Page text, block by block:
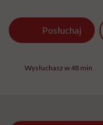
Posłuchaj
Wysłuchasz w 48 min